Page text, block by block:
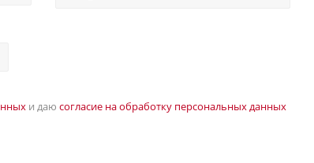
и даю согласие на обработку персональных данных